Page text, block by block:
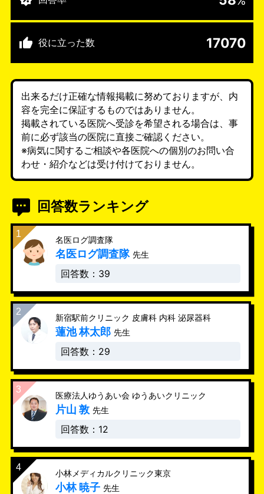
役に立った数 17070
出来るだけ正確な情報掲載に努めておりますが、内
容を完全に保証するものではありません。
掲載されている医院へ受診を希望される場合は、事
前に必ず該当の医院に直接ご確認ください。
※病気に関するご相談や各医院への個別のお問い合
わせ・紹介などは受け付けておりません。
回答数ランキング
名医ログ調査隊
名医ログ調査隊 先生
回答数：39
新宿駅前クリニック 皮膚科 内科 泌尿器科
蓮池 林太郎 先生
回答数：29
医療法人ゆうあい会 ゆうあいクリニック
片山 敦 先生
回答数：12
小林メディカルクリニック東京
小林 暁子 先生